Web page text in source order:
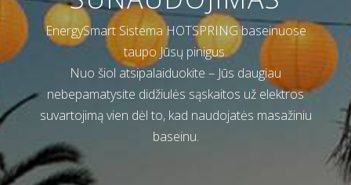
EnergySmart Sistema HOTSPRING baseinuose
taupo Jūsų pinigus.
Nuo šiol atsipalaiduokite – Jūs daugiau
nebepamatysite didžiulės sąskaitos už elektros
suvartojimą vien dėl to, kad naudojatės masažiniu
baseinu.